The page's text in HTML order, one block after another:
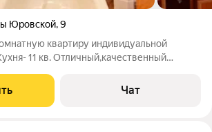
Юровской,9
квартиру индивидуальной
11 кв. Отличный,качественный
инфра-ра. Всё в шаговой
командировочных. Без
Чат